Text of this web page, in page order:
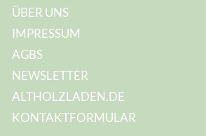
ÜBER UNS
IMPRESSUM
AGBS
NEWSLETTER
ALTHOLZLADEN.DE
KONTAKTFORMULAR